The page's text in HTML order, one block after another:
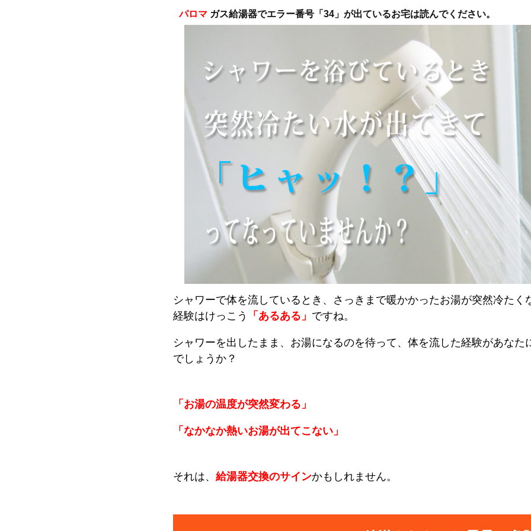
パロマ ガス給湯器でエラー番号「34」が出ているお宅は読んでください。
シャワーで体を流しているとき、さっきまで暖かかったお湯が突然冷たく
経験はけっこう
「あるある」 ですね。
シャワーを出したまま、お湯になるのを待って、体を流した経験があなた
でしょうか？
「お湯の温度が突然変わる」
「なかなか熱いお湯が出てこない」
それは、 給湯器交換のサインかもしれません。